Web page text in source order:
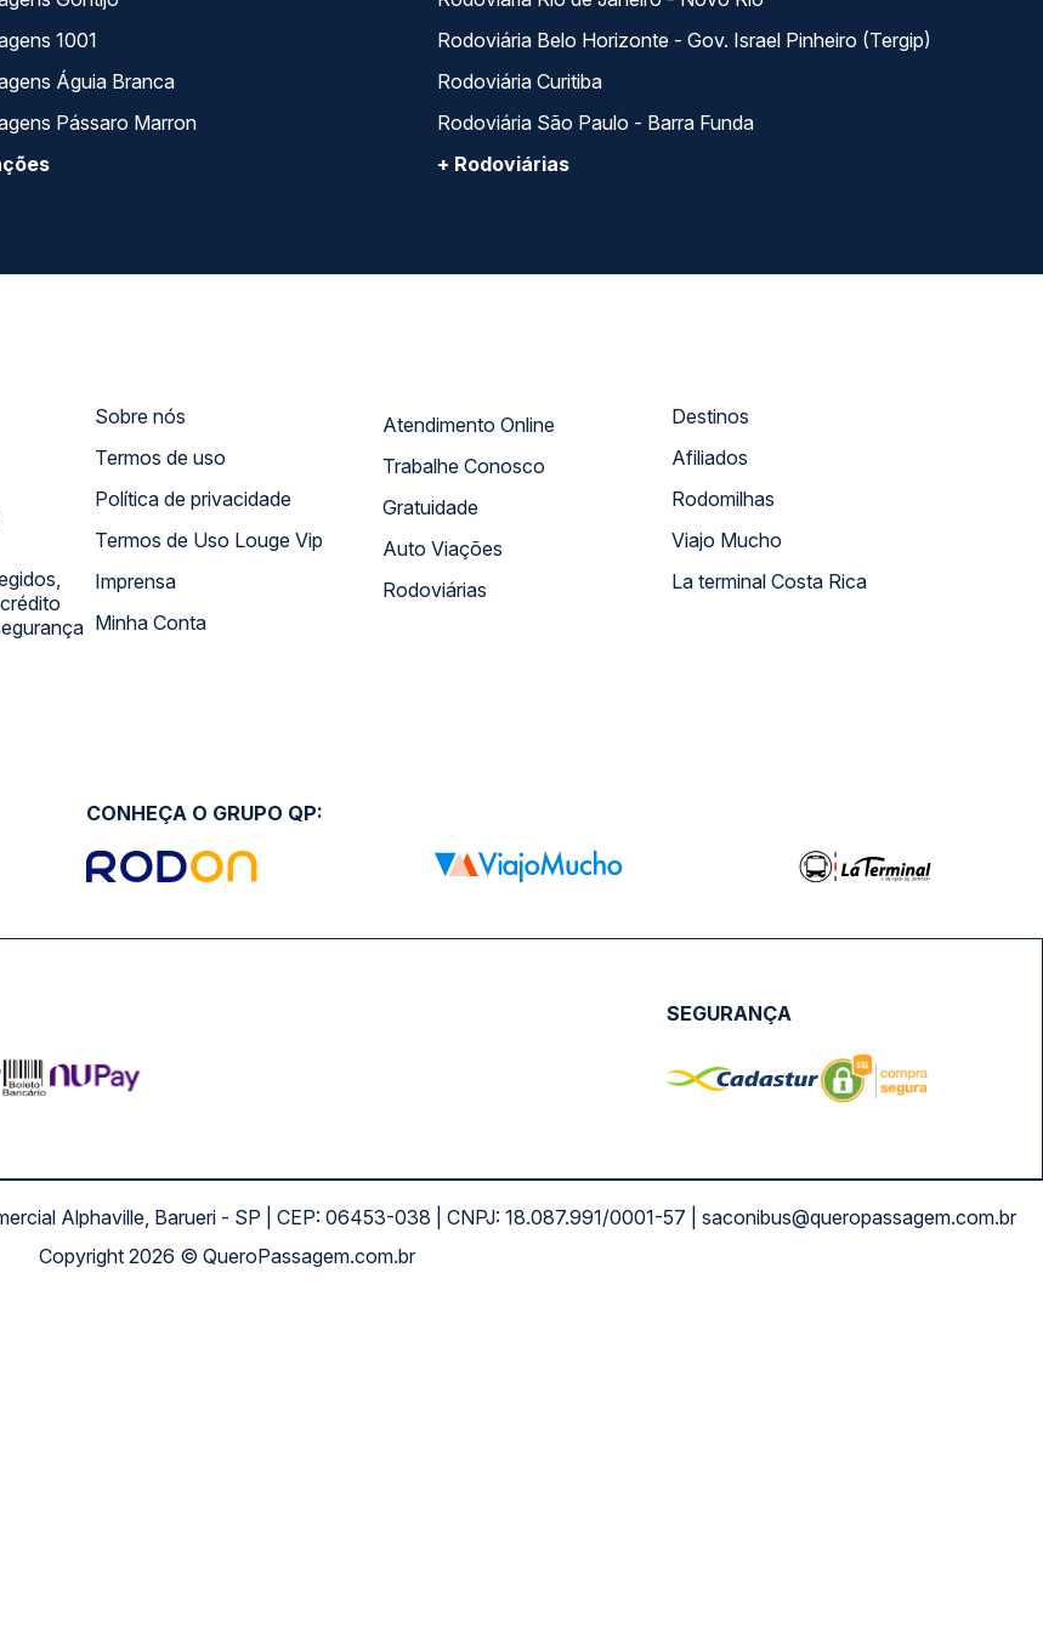
1001
Águia Branca
Pássaro Marron
Rodoviária Belo Horizonte - Gov. Israel Pinheiro (Tergip)
Rodoviária Curitiba
Rodoviária São Paulo - Barra Funda
+ Rodoviárias
Sobre nós
Termos de uso
Política de privacidade
Termos de Uso Louge Vip
Imprensa
Minha Conta
Atendimento Online
Trabalhe Conosco
Gratuidade
Auto Viações
Rodoviárias
Destinos
Afiliados
Rodomilhas
Viajo Mucho
La terminal Costa Rica
CONHEÇA O GRUPO QP:
SEGURANÇA
Alphaville, Barueri - SP | CEP: 06453-038 | CNPJ: 18.087.991/0001-57 | saconibus@queropassagem.com.br
Copyright 2026 © QueroPassagem.com.br